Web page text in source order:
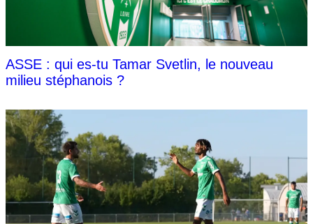
ASSE : qui es-tu Tamar Svetlin, le nouveau
milieu stéphanois ?